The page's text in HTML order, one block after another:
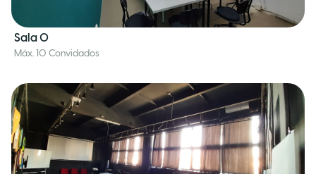
Sala 0
Máx. 10 Convidados